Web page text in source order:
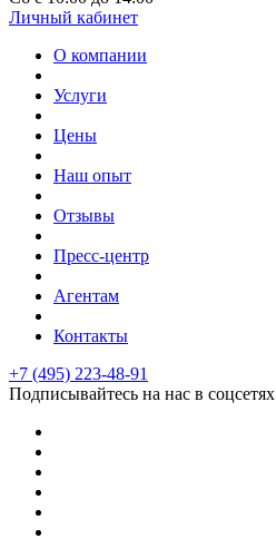
Личный кабинет
О компании
Услуги
Цены
Наш опыт
Отзывы
Пресс-центр
Агентам
Контакты
+7 (495) 223-48-91
Подписывайтесь на нас в соцсетях